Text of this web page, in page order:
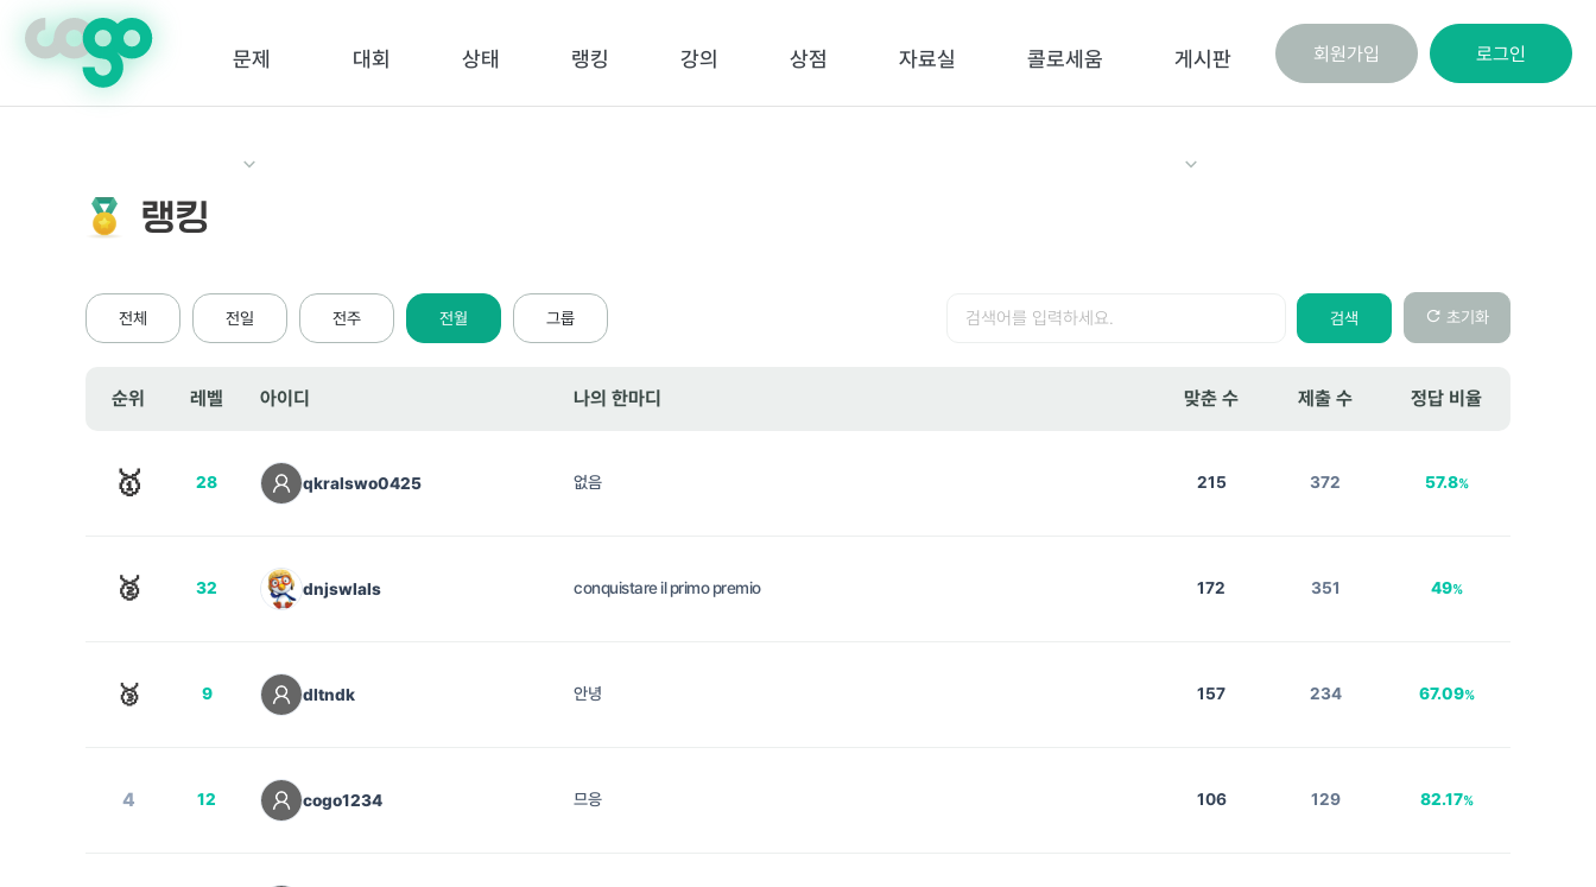
문제 대회 상태 랭킹 강의 상점 자료실 콜로세움 게시판 회원가입 로그인
랭킹
전체 전일 전주 전월 그룹
검색
초기화
순위 레벨 아이디 나의 한마디 맞춘 수 제출 수 정답 비율
🥇 28 qkralswo0425 없음 215 372 57.8%
🥈 32 dnjswlals conquistare il primo premio 172 351 49%
🥉 9 dltndk 안녕 157 234 67.09%
4 12 cogo1234 므응 106 129 82.17%